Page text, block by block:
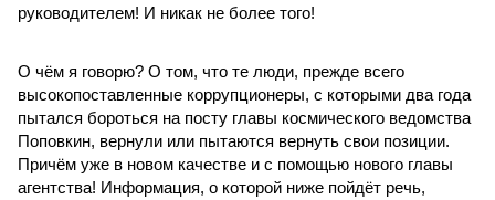
руководителем! И никак не более того!
О чём я говорю? О том, что те люди, прежде всего
высокопоставленные коррупционеры, с которыми два года
пытался бороться на посту главы космического ведомства
Поповкин, вернули или пытаются вернуть свои позиции.
Причём уже в новом качестве и с помощью нового главы
агентства! Информация, о которой ниже пойдёт речь,